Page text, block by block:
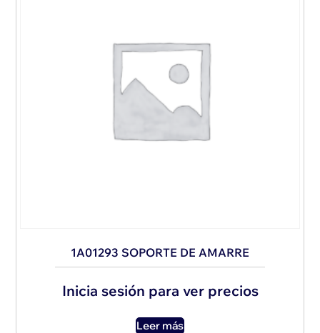
1A01293 SOPORTE DE AMARRE
Inicia sesión para ver precios
Leer más